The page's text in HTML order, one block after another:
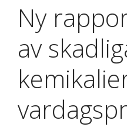
Ny
av